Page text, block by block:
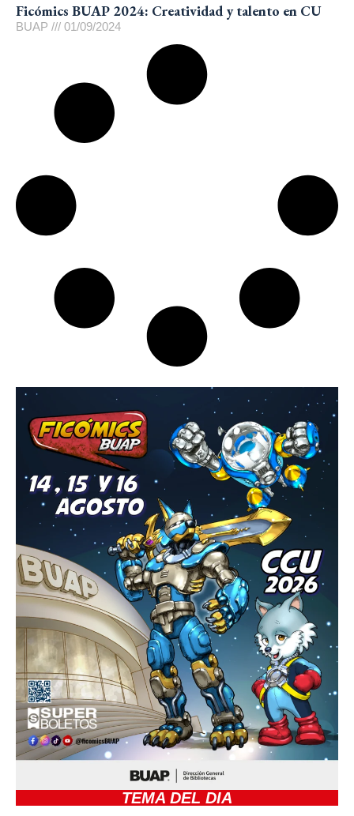
Ficómics BUAP 2024: Creatividad y talento en CU
BUAP 01/09/2024
TEMA DEL DIA